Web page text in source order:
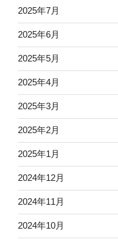
2025年7月
2025年6月
2025年5月
2025年4月
2025年3月
2025年2月
2025年1月
2024年12月
2024年11月
2024年10月